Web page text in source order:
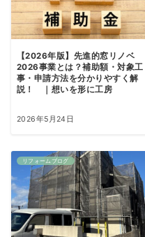
【2026年版】先進的窓リノベ
2026事業とは？補助額・対象工
事・申請方法を分かりやすく解
説！ ｜想いを形に工房
2026年5月24日
リフォームブログ